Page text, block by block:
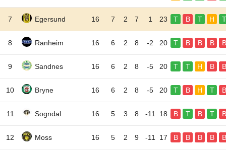
7 Egersund 16 7 2 7 1 23 T B T H T
8 Ranheim 16 6 2 8 -2 20 T B B B B
9 Sandnes 16 6 2 8 -5 20 T T H B B
10 Bryne 16 6 2 8 -5 20 T B H T B
11 Sogndal 16 5 3 8 -11 18 B T B T B
12 Moss 16 5 2 9 -11 17 B B B B B